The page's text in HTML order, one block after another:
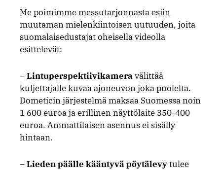
Me poimimme messutarjonnasta esiin
muutaman mielenkiintoisen uutuuden, joita
suomalaisedustajat oheisella videolla
esittelevät:
–Lintuperspektiivikamera välittää
kuljettajalle kuvaa ajoneuvon joka puolelta.
Dometicin järjestelmä maksaa Suomessa noin
1 600 euroa ja erillinen näyttölaite 350-400
euroa. Ammattilaisen asennus ei sisälly
hintaan.
–Lieden päälle kääntyvä pöytälevytulee